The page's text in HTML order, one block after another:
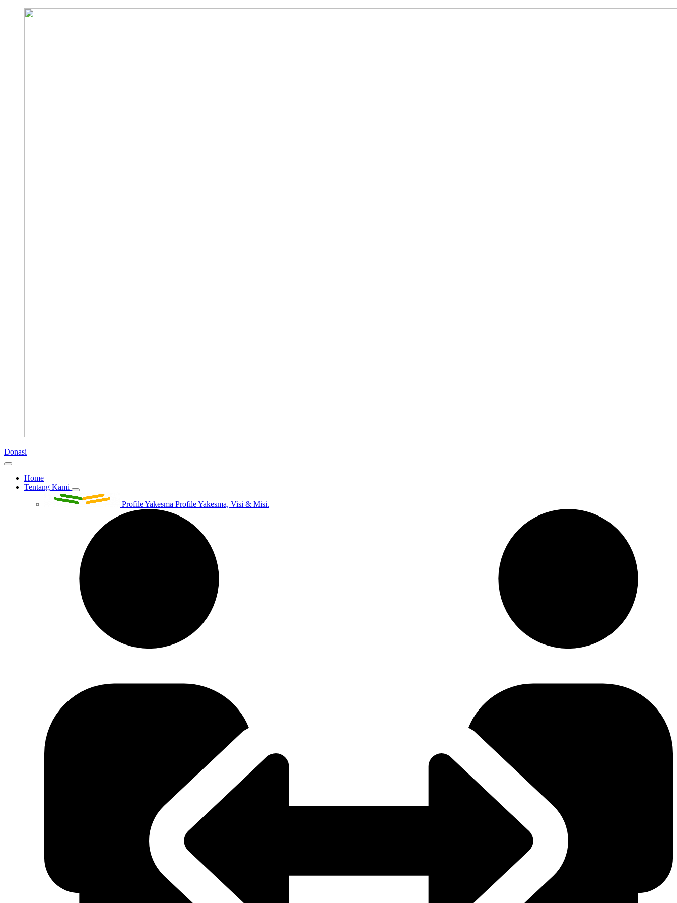
Donasi
Home
Tentang Kami
Profile Yakesma Profile Yakesma, Visi & Misi.